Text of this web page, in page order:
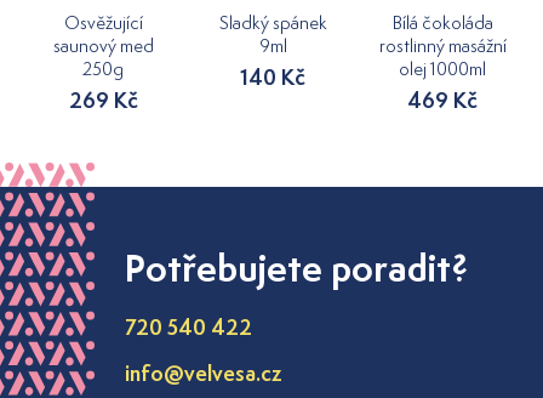
Osvěžující
saunový med
250g
269 Kč
Sladký spánek
9ml
140 Kč
Bílá čokoláda
rostlinný masážní
olej 1000ml
469 Kč
Potřebujete poradit?
720 540 422
info@velvesa.cz